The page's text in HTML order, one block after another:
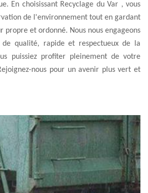
En choisissant Recyclage du Var , vous
de l'environnement tout en gardant
propre et ordonné. Nous nous engageons
qualité, rapide et respectueux de la
puissiez profiter pleinement de votre
nous pour un avenir plus vert et